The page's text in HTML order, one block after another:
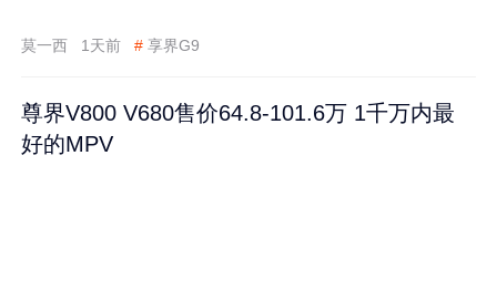
莫一西 1天前 # 享界G9
尊界V800 V680售价64.8-101.6万 1千万内最
好的MPV